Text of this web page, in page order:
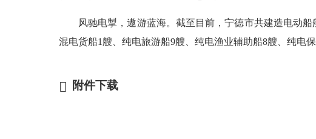
风驰电掣，遨游蓝海。截至目前，宁德市共建造电动船
混电货船1艘、纯电旅游船9艘、纯电渔业辅助船8艘、纯电
附件下载